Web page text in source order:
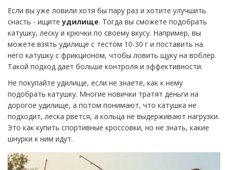
Если вы уже ловили хотя бы пару раз и хотите улучшить
снасть - ищитеудилище. Тогда вы сможете подобрать
катушку, леску и крючки по своему вкусу. Например, вы
можете взять удилище с тестом 10-30 г и поставить на
него катушку с фрикционом, чтобы ловить щуку на воблер.
Такой подход дает больше контроля и эффективности.
Не покупайте удилище, если не знаете, как к нему
подобрать катушку. Многие новички тратят деньги на
дорогое удилище, а потом понимают, что катушка не
подходит, леска рвется, а кольца не выдерживают нагрузки.
Это как купить спортивные кроссовки, но не знать, какие
шнурки к ним идут.